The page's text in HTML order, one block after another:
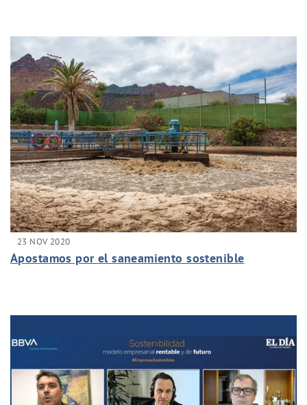
23 NOV 2020
Apostamos por el saneamiento sostenible